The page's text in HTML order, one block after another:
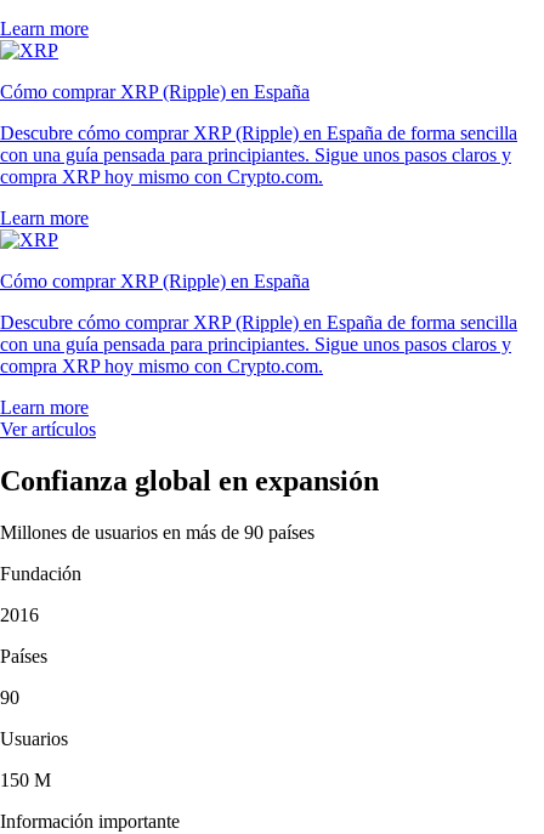
Learn more
Cómo comprar XRP (Ripple) en España
Descubre cómo comprar XRP (Ripple) en España de forma sencilla
con una guía pensada para principiantes. Sigue unos pasos claros y
compra XRP hoy mismo con Crypto.com.
Learn more
Cómo comprar XRP (Ripple) en España
Descubre cómo comprar XRP (Ripple) en España de forma sencilla
con una guía pensada para principiantes. Sigue unos pasos claros y
compra XRP hoy mismo con Crypto.com.
Learn more
Ver artículos
Confianza global en expansión
Millones de usuarios en más de 90 países
Fundación
2016
Países
90
Usuarios
150 M
Información importante